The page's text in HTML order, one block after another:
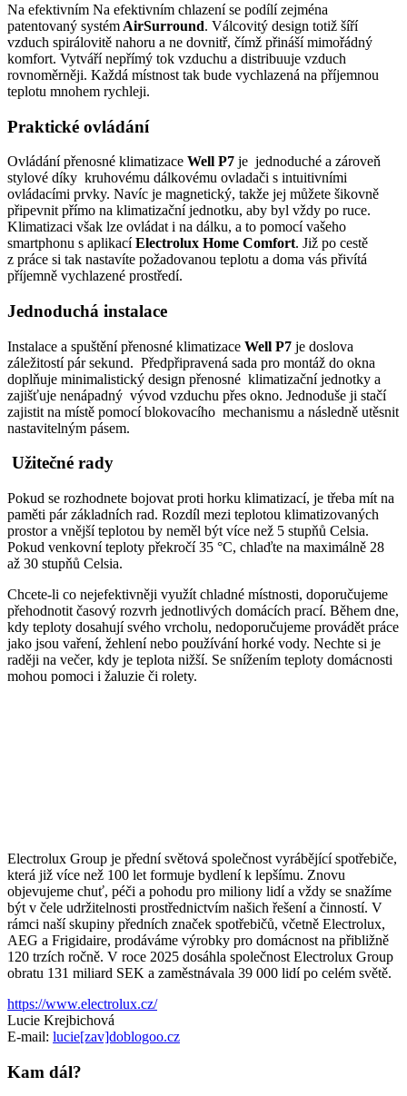
Na efektivním Na efektivním chlazení se podílí zejména
patentovaný systém AirSurround. Válcovitý design totiž šíří
vzduch spirálovitě nahoru a ne dovnitř, čímž přináší mimořádný
komfort. Vytváří nepřímý tok vzduchu a distribuuje vzduch
rovnoměrněji. Každá místnost tak bude vychlazená na příjemnou
teplotu mnohem rychleji.
Praktické ovládání
Ovládání přenosné klimatizace Well P7 je jednoduché a zároveň
stylové díky kruhovému dálkovému ovladači s intuitivními
ovládacími prvky. Navíc je magnetický, takže jej můžete šikovně
připevnit přímo na klimatizační jednotku, aby byl vždy po ruce.
Klimatizaci však lze ovládat i na dálku, a to pomocí vašeho
smartphonu s aplikacíElectrolux Home Comfort. Již po cestě
z práce si tak nastavíte požadovanou teplotu a doma vás přivítá
příjemně vychlazené prostředí.
Jednoduchá instalace
Instalace a spuštění přenosné klimatizace Well P7 je doslova
záležitostí pár sekund. Předpřipravená sada pro montáž do okna
doplňuje minimalistický design přenosné klimatizační jednotky a
zajišťuje nenápadný vývod vzduchu přes okno. Jednoduše ji stačí
zajistit na místě pomocí blokovacího mechanismu a následně utěsnit
nastavitelným pásem.
Užitečné rady
Pokud se rozhodnete bojovat proti horku klimatizací, je třeba mít na
paměti pár základních rad. Rozdíl mezi teplotou klimatizovaných
prostor a vnější teplotou by neměl být více než 5 stupňů Celsia.
Pokud venkovní teploty překročí 35 °C, chlaďte na maximálně 28
až 30 stupňů Celsia.
Chcete-li co nejefektivněji využít chladné místnosti, doporučujeme
přehodnotit časový rozvrh jednotlivých domácích prací. Během dne,
kdy teploty dosahují svého vrcholu, nedoporučujeme provádět práce
jako jsou vaření, žehlení nebo používání horké vody. Nechte si je
raději na večer, kdy je teplota nižší. Se snížením teploty domácnosti
mohou pomoci i žaluzie či rolety.
Electrolux Group je přední světová společnost vyrábějící spotřebiče,
která již více než 100 let formuje bydlení k lepšímu. Znovu
objevujeme chuť, péči a pohodu pro miliony lidí a vždy se snažíme
být v čele udržitelnosti prostřednictvím našich řešení a činností. V
rámci naší skupiny předních značek spotřebičů, včetně Electrolux,
AEG a Frigidaire, prodáváme výrobky pro domácnost na přibližně
120 trzích ročně. V roce 2025 dosáhla společnost Electrolux Group
obratu 131 miliard SEK a zaměstnávala 39 000 lidí po celém světě.
https://www.electrolux.cz/
Lucie Krejbichová
E-mail: lucie[zav]doblogoo.cz
Kam dál?